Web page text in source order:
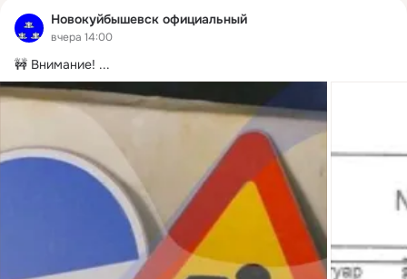
Новокуйбышевск официальный
вчера 14:00
🚧 Внимание! ...